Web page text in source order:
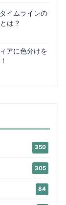
イムラインの
は？
アに色分けを
350
305
84